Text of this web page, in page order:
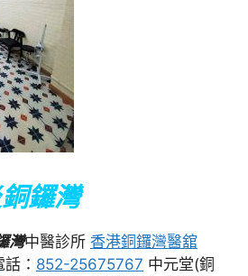
鑼灣
灣中醫診所 香港銅鑼灣醫舘
話： 852-25675767 中元堂(銅